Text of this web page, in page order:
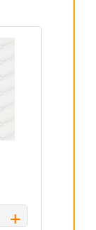
+